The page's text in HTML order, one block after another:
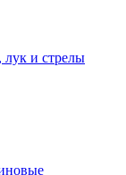
и стрелы